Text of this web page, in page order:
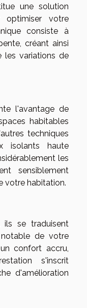
une solution
optimiser votre
consiste à
créant ainsi
les variations de
l'avantage de
habitables
techniques
isolants haute
les
sensiblement
votre habitation.
ils se traduisent
de votre
confort accru,
s'inscrit
d'amélioration